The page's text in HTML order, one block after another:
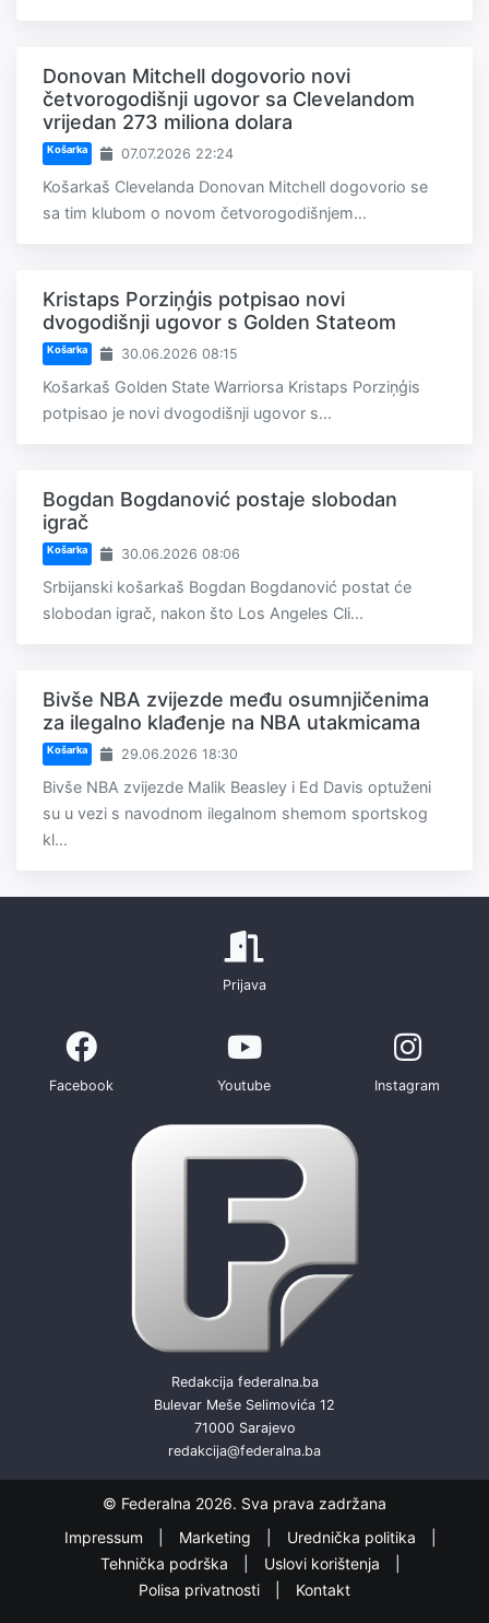
Donovan Mitchell dogovorio novi
četvorogodišnji ugovor sa Clevelandom
vrijedan 273 miliona dolara
Košarka 07.07.2026 22:24
Košarkaš Clevelanda Donovan Mitchell dogovorio se
sa tim klubom o novom četvorogodišnjem...
Kristaps Porziņģis potpisao novi
dvogodišnji ugovor s Golden Stateom
Košarka 30.06.2026 08:15
Košarkaš Golden State Warriorsa Kristaps Porziņģis
potpisao je novi dvogodišnji ugovor s...
Bogdan Bogdanović postaje slobodan
igrač
Košarka 30.06.2026 08:06
Srbijanski košarkaš Bogdan Bogdanović postat će
slobodan igrač, nakon što Los Angeles Cli...
Bivše NBA zvijezde među osumnjičenima
za ilegalno klađenje na NBA utakmicama
Košarka 29.06.2026 18:30
Bivše NBA zvijezde Malik Beasley i Ed Davis optuženi
su u vezi s navodnom ilegalnom shemom sportskog
kl...
Prijava
Facebook Youtube Instagram
Redakcija federalna.ba
Bulevar Meše Selimovića 12
71000 Sarajevo
redakcija@federalna.ba
© Federalna 2026. Sva prava zadržana
Impressum
Marketing
Urednička politika
Tehnička podrška
Uslovi korištenja
Polisa privatnosti
Kontakt